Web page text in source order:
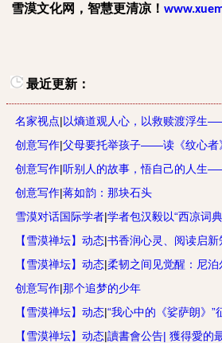
雪漠文化网，智慧更清凉！
最近更新：
名家视点|以熵道观人心，以救赎渡浮生
创意写作|父母要托举孩子——读《纹心者
创意写作|听别人的故事，悟自己的人生
创意写作|蒋如韵：那块石头
雪漠对话国际学者|学者包汉毅以“西凉词
【雪漠禅坛】动态|书香润心灵、阅读启
【雪漠禅坛】动态|柔韧之间见觉醒：尼泊
创意写作|那个追梦的少年
【雪漠禅坛】动态|“我心中的《娑萨朗》”
【雪漠禅坛】动态|讀書會公告| 獲得愛的